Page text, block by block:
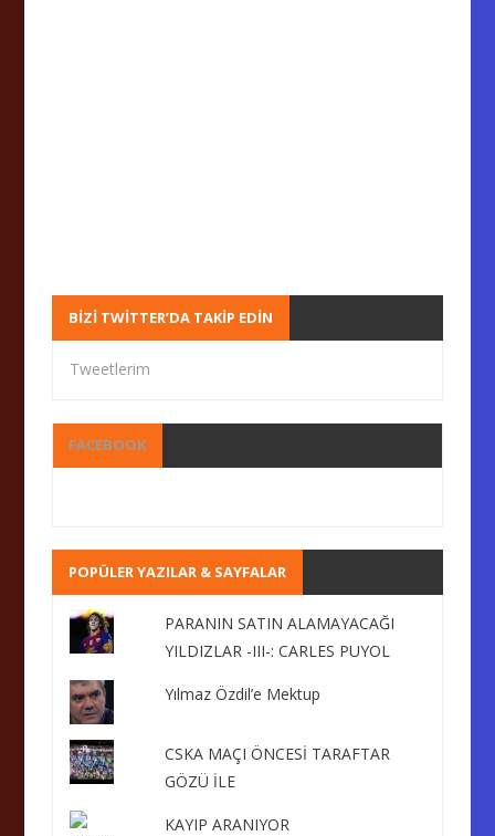
BIZI TWITTER’DA TAKIP EDIN
Tweetlerim
FACEBOOK
POPÜLER YAZILAR & SAYFALAR
PARANIN SATIN ALAMAYACAĞI
YILDIZLAR -III-: CARLES PUYOL
Yılmaz Özdil’e Mektup
CSKA MAÇI ÖNCESİ TARAFTAR
GÖZÜ İLE
KAYIP ARANIYOR